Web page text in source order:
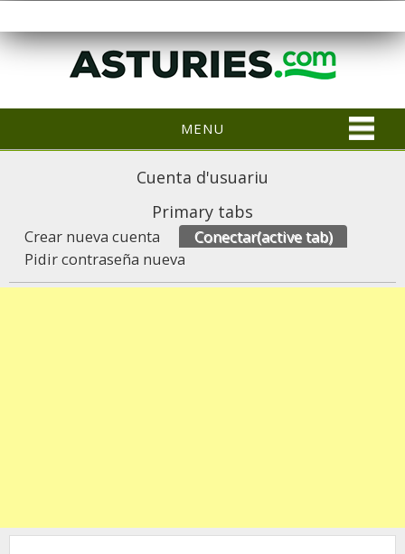
MENU
Cuenta d'usuariu
Primary tabs
Crear nueva cuenta Conectar(active tab)
Pidir contraseña nueva